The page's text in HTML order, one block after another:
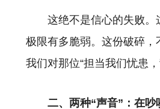
这绝不是信心的失败
极限有多脆弱。这份破碎
我们对那位“担当我们忧患
二、两种“声音”：在